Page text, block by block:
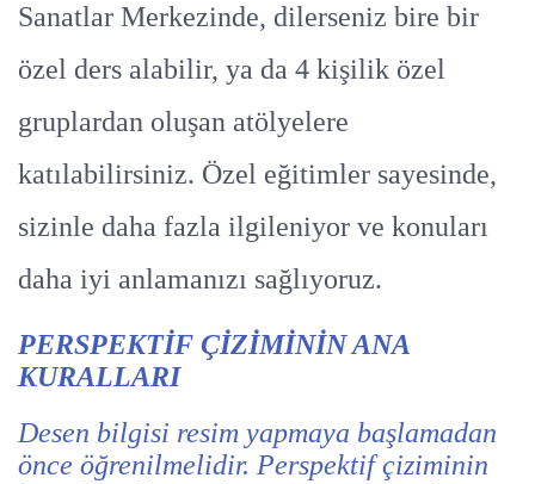
Sanatlar Merkezinde, dilerseniz bire bir
özel ders alabilir, ya da 4 kişilik özel
gruplardan oluşan atölyelere
katılabilirsiniz. Özel eğitimler sayesinde,
sizinle daha fazla ilgileniyor ve konuları
daha iyi anlamanızı sağlıyoruz.
PERSPEKTİF ÇİZİMİNİN ANA
KURALLARI
Desen bilgisi resim yapmaya başlamadan
önce öğrenilmelidir. Perspektif çiziminin